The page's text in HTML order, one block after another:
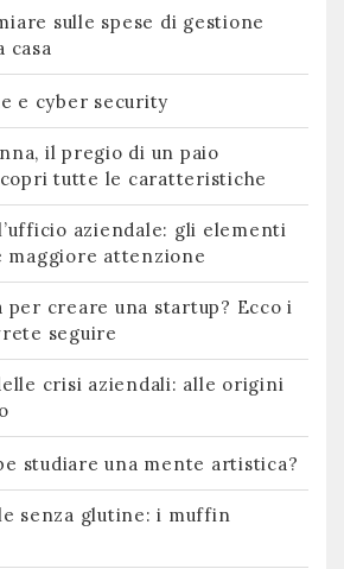
sulle spese di gestione
casa
e cyber security
il pregio di un paio
tutte le caratteristiche
aziendale: gli elementi
maggiore attenzione
per creare una startup? Ecco i
seguire
crisi aziendali: alle origini
studiare una mente artistica?
senza glutine: i muffin